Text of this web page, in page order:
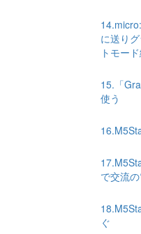
に送り
トモー
15.「
使う
で交流
ぐ